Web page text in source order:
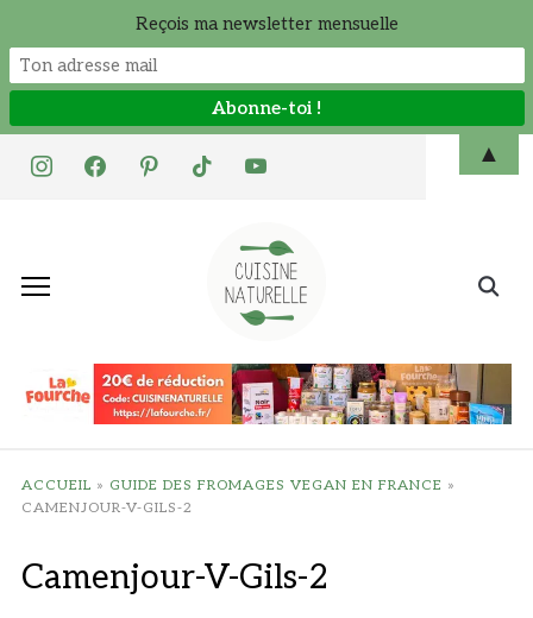
instagramfacebookpinteresttiktok youtube
Search
ACCUEIL » GUIDE DES FROMAGES VEGAN EN FRANCE »
CAMENJOUR-V-GILS-2
Camenjour-V-Gils-2
Reçois ma newsletter mensuelle
▲